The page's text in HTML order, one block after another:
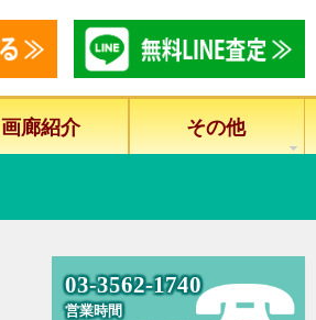
画廊紹介 その他
03-3562-1740
営業時間